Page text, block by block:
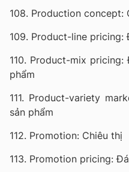
108. Production concept:
109. Product-line pricing:
110. Product-mix
phẩm
111. Product-variety
sản phẩm
112. Promotion: Chiêu thị
113. Promotion pricing: